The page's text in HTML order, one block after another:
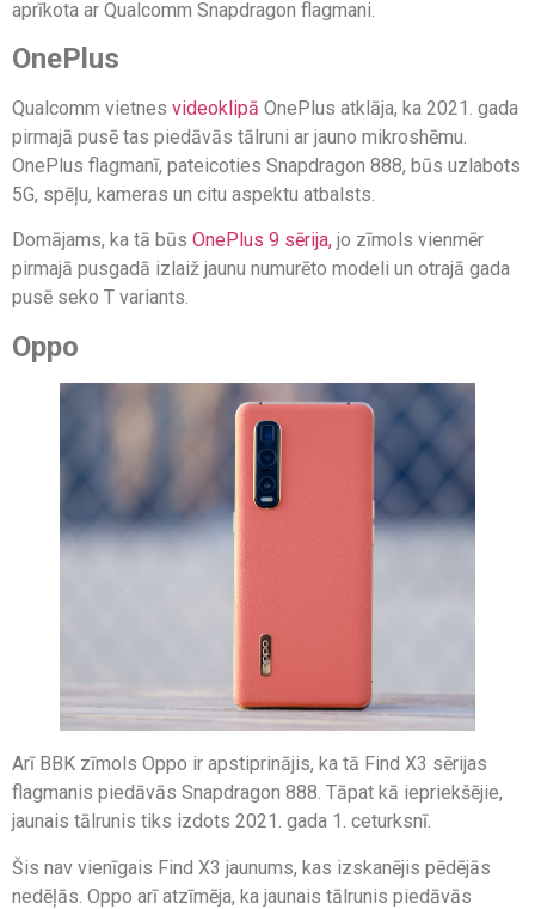
aprīkota ar Qualcomm Snapdragon flagmani.
OnePlus
Qualcomm vietnes videoklipā OnePlus atklāja, ka 2021. gada
pirmajā pusē tas piedāvās tālruni ar jauno mikroshēmu.
OnePlus flagmanī, pateicoties Snapdragon 888, būs uzlabots
5G, spēļu, kameras un citu aspektu atbalsts.
Domājams, ka tā būs OnePlus 9 sērija, jo zīmols vienmēr
pirmajā pusgadā izlaiž jaunu numurēto modeli un otrajā gada
pusē seko T variants.
Oppo
Arī BBK zīmols Oppo ir apstiprinājis, ka tā Find X3 sērijas
flagmanis piedāvās Snapdragon 888. Tāpat kā iepriekšējie,
jaunais tālrunis tiks izdots 2021. gada 1. ceturksnī.
Šis nav vienīgais Find X3 jaunums, kas izskanējis pēdējās
nedēļās. Oppo arī atzīmēja, ka jaunais tālrunis piedāvās